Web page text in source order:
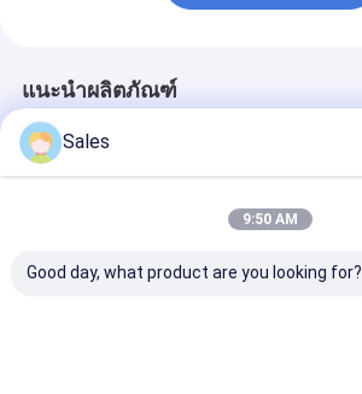
แนะนำผลิตภัณฑ์
Sales
9:50 AM
Good day, what product are you looking for?